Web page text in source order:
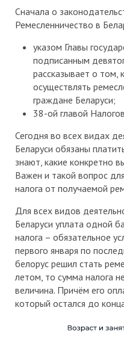
Сначала о
Ремесленничество в
указом Главы
подписанным
рассказывает о том,
осуществлять
граждане Беларуси;
38-ой главой
Сегодня во всех видах
Беларуси обязаны
знают, какие конкретно
Важен и такой вопрос
налога от получаемой
Для всех видов
Беларуси уплата одной
налога – обязательное
первого января по
белорус решил стать
летом, то сумма налога
величина. Причём его
который остался до